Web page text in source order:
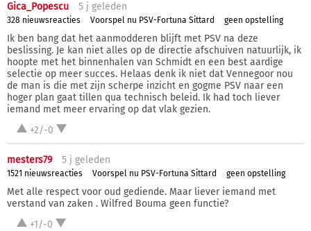
Gica_Popescu 5 j geleden
328 nieuwsreacties Voorspel nu PSV-Fortuna Sittard geen opstelling
Ik ben bang dat het aanmodderen blijft met PSV na deze
beslissing. Je kan niet alles op de directie afschuiven natuurlijk, ik
hoopte met het binnenhalen van Schmidt en een best aardige
selectie op meer succes. Helaas denk ik niet dat Vennegoor nou
de man is die met zijn scherpe inzicht en gogme PSV naar een
hoger plan gaat tillen qua technisch beleid. Ik had toch liever
iemand met meer ervaring op dat vlak gezien.
+2/-0
mesters79 5 j geleden
1521 nieuwsreacties Voorspel nu PSV-Fortuna Sittard geen opstelling
Met alle respect voor oud gediende. Maar liever iemand met
verstand van zaken . Wilfred Bouma geen functie?
+1/-0